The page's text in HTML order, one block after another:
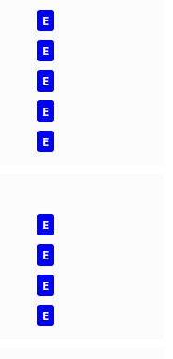
E
E
E
E
E
E
E
E
E